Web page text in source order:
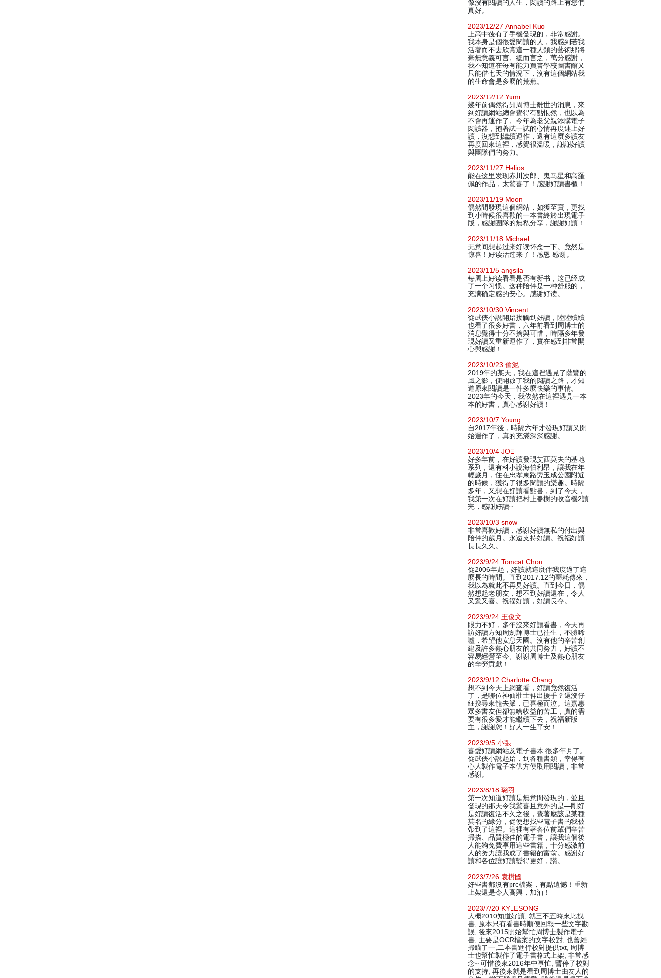
像沒有閱讀的人生，閱讀的路上有您們
真好。
2023/12/27 Annabel Kuo
上高中後有了手機發現的，非常感謝。
我本身是個很愛閱讀的人，我感到若我
活著而不去欣賞這一種人類的藝術那將
毫無意義可言。總而言之，萬分感謝，
我不知道在每有能力買書學校圖書館又
只能借七天的情況下，沒有這個網站我
的生命會是多麼的荒蕪。
2023/12/12 Yumi
幾年前偶然得知周博士離世的消息，來
到好讀網站總會覺得有點悵然，也以為
不會再運作了。今年為老父親添購電子
閱讀器，抱著試一試的心情再度連上好
讀，沒想到繼續運作，還有這麼多讀友
再度回來這裡，感覺很溫暖，謝謝好讀
與團隊們的努力。
2023/11/27 Helios
能在这里发现赤川次郎、鬼马星和高羅
佩的作品，太驚喜了！感謝好讀書櫃！
2023/11/19 Moon
偶然間發現這個網站，如獲至寶，更找
到小時候很喜歡的一本書終於出現電子
版，感謝團隊的無私分享，謝謝好讀！
2023/11/18 Michael
无意间想起过来好读怀念一下。竟然是
惊喜！好读活过来了！感恩 感谢。
2023/11/5 angsila
每周上好读看看是否有新书，这已经成
了一个习惯。这种陪伴是一种舒服的，
充满确定感的安心。感谢好读。
2023/10/30 Vincent
從武俠小說開始接觸到好讀，陸陸續續
也看了很多好書，六年前看到周博士的
消息覺得十分不捨與可惜，時隔多年發
現好讀又重新運作了，實在感到非常開
心與感謝！
2023/10/23 偷泥
2019年的某天，我在這裡遇見了薩豐的
風之影，便開啟了我的閱讀之路，才知
道原來閱讀是一件多麼快樂的事情。
2023年的今天，我依然在這裡遇見一本
本的好書，真心感謝好讀！
2023/10/7 Young
自2017年後，時隔六年才發現好讀又開
始運作了，真的充滿深深感謝。
2023/10/4 JOE
好多年前，在好讀發現艾西莫夫的基地
系列，還有科小說海伯利昂，讓我在年
輕歲月，住在忠孝東路旁玉成公園附近
的時候，獲得了很多閱讀的樂趣。時隔
多年，又想在好讀看點書，到了今天，
我第一次在好讀把村上春樹的收音機2讀
完，感謝好讀~
2023/10/3 snow
非常喜歡好讀，感謝好讀無私的付出與
陪伴的歲月。永遠支持好讀。祝福好讀
長長久久。
2023/9/24 Tomcat Chou
從2006年起，好讀就這麼伴我度過了這
麼長的時間。直到2017.12的噩耗傳來，
我以為就此不再見好讀。直到今日，偶
然想起老朋友，想不到好讀還在，令人
又驚又喜。祝福好讀，好讀長存。
2023/9/24 王俊文
眼力不好，多年沒來好讀看書，今天再
訪好讀方知周劍輝博士已往生，不勝唏
噓，希望他安息天國。沒有他的辛苦創
建及許多熱心朋友的共同努力，好讀不
容易經營至今。謝謝周博士及熱心朋友
的辛勞貢獻！
2023/9/12 Charlotte Chang
想不到今天上網查看，好讀竟然復活
了，是哪位神仙壯士伸出援手？還沒仔
細搜尋來龍去脈，已喜極而泣。這嘉惠
眾多書友但卻無啥收益的苦工，真的需
要有很多愛才能繼續下去，祝福新版
主，謝謝您！好人一生平安！
2023/9/5 小張
喜愛好讀網站及電子書本 很多年月了。
從武俠小說起始，到各種書類，幸得有
心人製作電子本供方便取用閱讀，非常
感謝。
2023/8/18 璐羽
第一次知道好讀是無意間發現的，並且
發現的那天令我驚喜且意外的是—剛好
是好讀復活不久之後，覺著應該是某種
莫名的緣分，促使想找些電子書的我被
帶到了這裡。這裡有著各位前輩們辛苦
掃描、品質極佳的電子書，讓我這個後
人能夠免費享用這些書籍，十分感激前
人的努力讓我成了書籍的富翁。感謝好
讀和各位讓好讀變得更好，讚。
2023/7/26 袁樹國
好些書都沒有prc檔案，有點遺憾！重新
上架還是令人高興，加油！
2023/7/20 KYLESONG
大概2010知道好讀, 就三不五時來此找
書, 原本只有看書時順便回報一些文字勘
誤, 後來2015開始幫忙周博士製作電子
書, 主要是OCR檔案的文字校對, 也曾經
掃瞄了一,二本書進行校對提供txt, 周博
士也幫忙製作了電子書格式上架, 非常感
念~ 可惜後來2016年中事忙, 暫停了校對
的支持, 再後來就是看到周博士由友人的